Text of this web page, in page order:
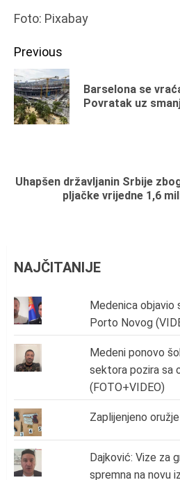
Foto: Pixabay
Continue
Reading
Previous
Barselona se
Povratak uz
Next
Uhapšen državljanin Srbije
pljačke vrijedne 1,6
NAJČITANIJE
Medenica objavio
Porto Novog
Medeni ponovo
sektora pozira sa
(FOTO+VIDEO)
Zaplijenjeno
Dajković: Vize za
spremna na novu